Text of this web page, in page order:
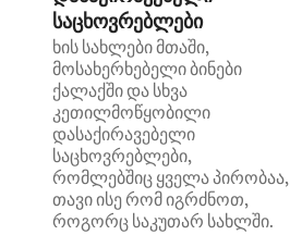
საცხოვრებლები
ხის სახლები მთაში,
მოსახერხებელი ბინები
ქალაქში და სხვა
კეთილმოწყობილი
დასაქირავებელი
საცხოვრებლები,
რომლებშიც ყველა პირობაა,
თავი ისე რომ იგრძნოთ,
როგორც საკუთარ სახლში.